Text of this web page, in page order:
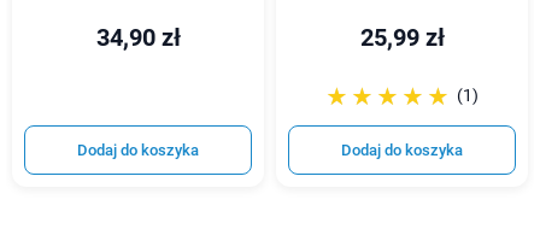
34,90 zł
Dodaj do koszyka
25,99 zł
☆☆☆☆☆
★★★★★ (1)
Dodaj do koszyka